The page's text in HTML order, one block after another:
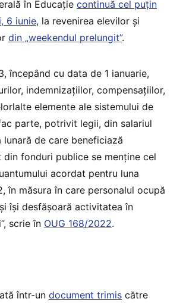
în Educație continuă cel puțin
6 iunie, la revenirea elevilor și
din „weekendul prelungit”.
începând cu data de 1 ianuarie,
indemnizațiilor, compensațiilor,
elemente ale sistemului de
parte, potrivit legii, din salariul
lunară de care beneficiază
din fonduri publice se menține cel
acordat pentru luna
în măsura în care personalul ocupă
își desfășoară activitatea în
scrie în OUG 168/2022.
într-un document trimis către